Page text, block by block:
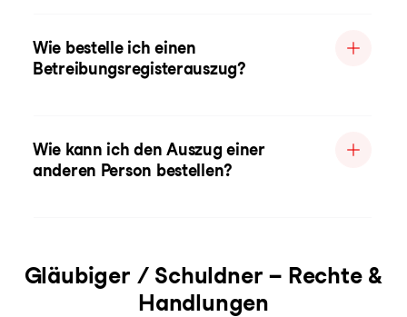
Wie bestelle ich einen
Betreibungsregisterauszug?
Wie kann ich den Auszug einer
anderen Person bestellen?
Gläubiger / Schuldner – Rechte &
Handlungen